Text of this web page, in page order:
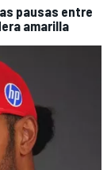
pausas entre
amarilla